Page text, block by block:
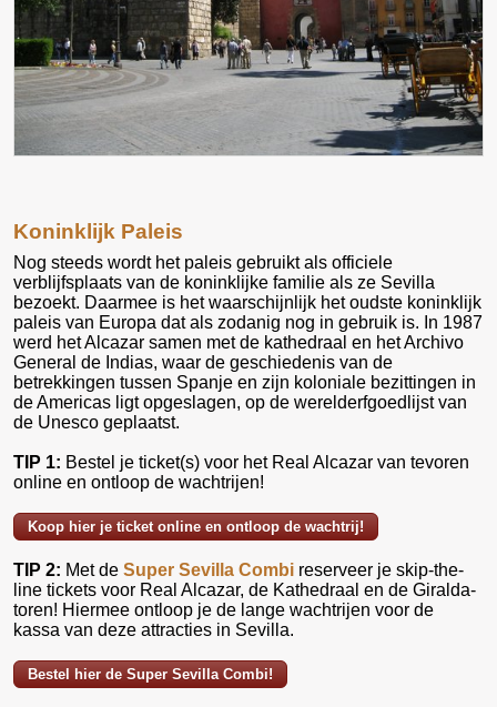
Koninklijk Paleis
Nog steeds wordt het paleis gebruikt als officiele
verblijfsplaats van de koninklijke familie als ze Sevilla
bezoekt. Daarmee is het waarschijnlijk het oudste koninklijk
paleis van Europa dat als zodanig nog in gebruik is. In 1987
werd het Alcazar samen met de kathedraal en het Archivo
General de Indias, waar de geschiedenis van de
betrekkingen tussen Spanje en zijn koloniale bezittingen in
de Americas ligt opgeslagen, op de werelderfgoedlijst van
de Unesco geplaatst.
TIP 1: Bestel je ticket(s) voor het Real Alcazar van tevoren
online en ontloop de wachtrijen!
Koop hier je ticket online en ontloop de wachtrij!
TIP 2: Met de Super Sevilla Combi reserveer je skip-the-
line tickets voor Real Alcazar, de Kathedraal en de Giralda-
toren! Hiermee ontloop je de lange wachtrijen voor de
kassa van deze attracties in Sevilla.
Bestel hier de Super Sevilla Combi!